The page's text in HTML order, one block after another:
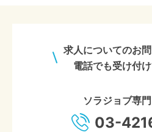
求人についてのお
電話でも受け付
ソラジョブ専
03-